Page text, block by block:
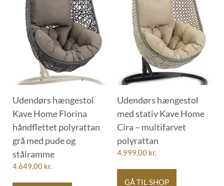
Udendørs hængestol
Kave Home Florina
håndflettet polyrattan
grå med pude og
stålramme
4.649,00 kr.
Udendørs hængestol
med stativ Kave Home
Cira – multifarvet
polyrattan
4.999,00 kr.
GÅ TIL SHOP